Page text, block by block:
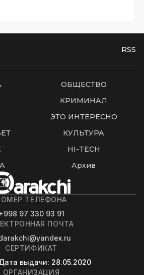
RSS
ОБЩЕСТВО
КРИМИНАЛ
ЭТО ИНТЕРЕСНО
КУЛЬТУРА
HI-TECH
Архив
ТЕЛЕФОНА
97 330 93 91
ПОЧТА
СЕРТИФИКАТ
выдачи: 28.05.2020
ОРГАНИЗАЦИЯ